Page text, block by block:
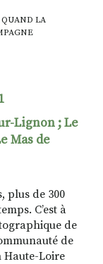
QUAND LA
Lignon ; Le
Mas de
plus de 300
C’est à
de
de
Haute-Loire